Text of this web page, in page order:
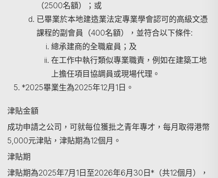
（2500名額）；或
已畢業於本地建造業法定專業學會認可的高級文憑
課程的副會員（400名額），並符合以下條件:
總承建商的全職雇員；及
在工作中執行類似專業職責，例如在建築工地
上擔任項目協調員或現場代理。
*2025畢業生為2025年12月1日。
津貼金額
成功申請之公司，可就每位獲批之青年專才，每月取得港幣
5,000元津貼，津貼期為12個月。
津貼期
津貼期為2025年7月1日至2026年6月30日*（共12個月），